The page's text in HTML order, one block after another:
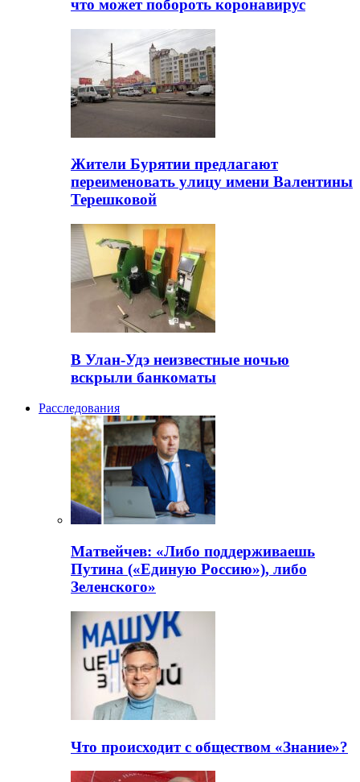
что может побороть коронавирус
Жители Бурятии предлагают
переименовать улицу имени Валентины
Терешковой
В Улан-Удэ неизвестные ночью
вскрыли банкоматы
Расследования
Матвейчев: «Либо поддерживаешь
Путина («Единую Россию»), либо
Зеленского»
Что происходит с обществом «Знание»?